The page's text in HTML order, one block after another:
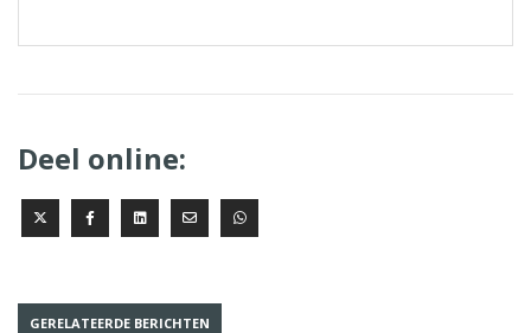
Deel online:
GERELATEERDE BERICHTEN